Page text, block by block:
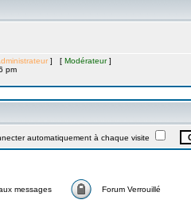
] [ Modérateur]
pm
automatiquement à chaque visite
messages Forum Verrouillé